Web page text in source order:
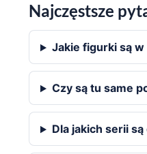
Najczęstsze
Jakie figurki są
Czy są tu same
Dla jakich serii